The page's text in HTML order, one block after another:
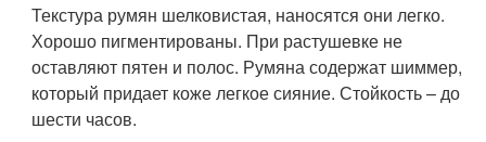
Текстура румян шелковистая, наносятся они легко.
Хорошо пигментированы. При растушевке не
оставляют пятен и полос. Румяна содержат шиммер,
который придает коже легкое сияние. Стойкость – до
шести часов.